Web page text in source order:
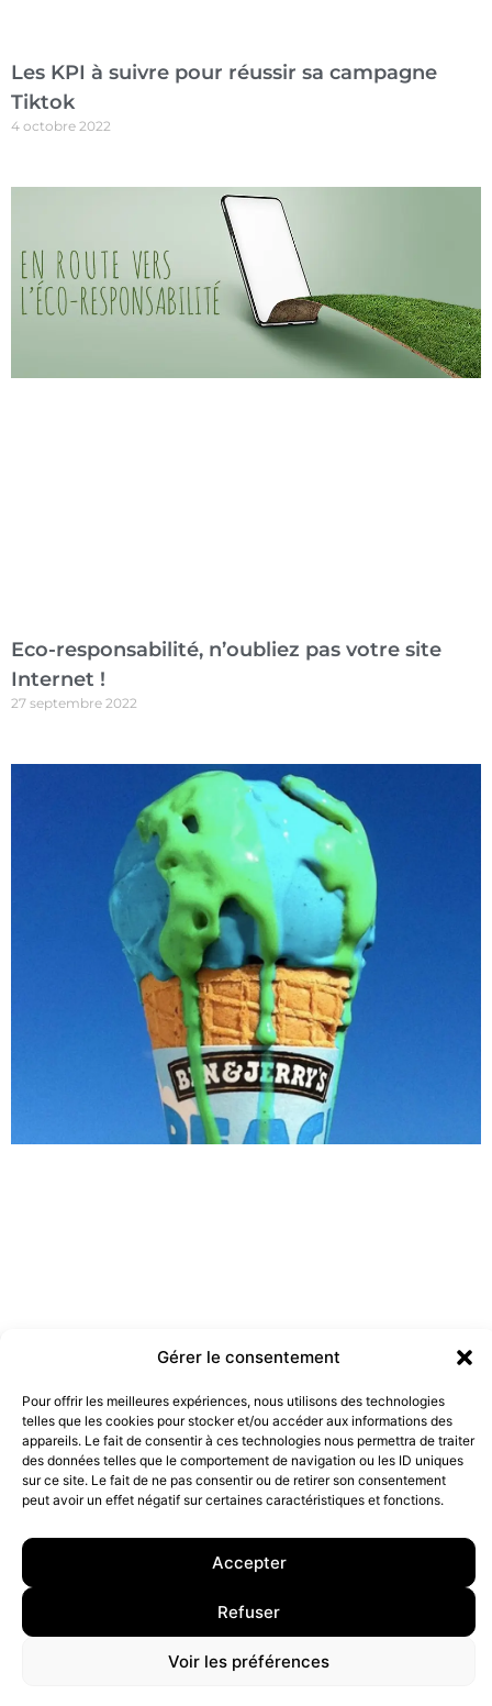
Gérer le consentement
Pour offrir les meilleures expériences, nous utilisons des technologies
telles que les cookies pour stocker et/ou accéder aux informations des
appareils. Le fait de consentir à ces technologies nous permettra de traiter
des données telles que le comportement de navigation ou les ID uniques
sur ce site. Le fait de ne pas consentir ou de retirer son consentement
peut avoir un effet négatif sur certaines caractéristiques et fonctions.
Accepter
Refuser
Voir les préférences
Les KPI à suivre pour réussir sa campagne
Tiktok
4 octobre 2022
Eco-responsabilité, n’oubliez pas votre site
Internet !
27 septembre 2022
Les marques doivent-elles être engagées ?
19 juillet 2022
contact@armstrong.space–
Group agency –